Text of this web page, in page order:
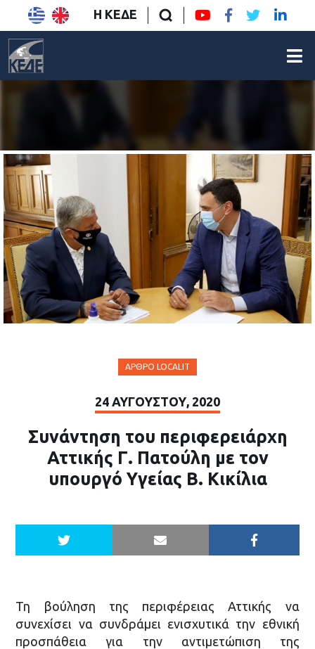
Η ΚΕΔΕ
ΆΡΘΡΟ LOCALIT
24 ΑΥΓΟΎΣΤΟΥ, 2020
Συνάντηση του περιφερειάρχη
Αττικής Γ. Πατούλη με τον
υπουργό Υγείας Β. Κικίλια
Τη βούληση της περιφέρειας Αττικής να
συνεχίσει να συνδράμει ενισχυτικά την εθνική
προσπάθεια για την αντιμετώπιση της